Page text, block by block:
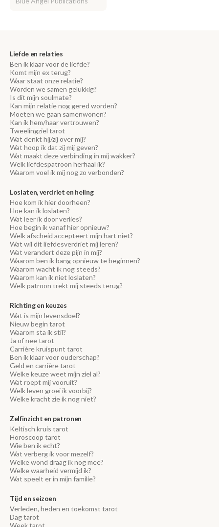
Liefde en relaties
Ben ik klaar voor de liefde?
Komt mijn ex terug?
Waar staat onze relatie?
Worden we samen gelukkig?
Is dit mijn soulmate?
Kan mijn relatie nog gered worden?
Moeten we gaan samenwonen?
Kan ik hem/haar vertrouwen?
Tweelingziel tarot
Wat denkt hij/zij over mij?
Wat hoop ik dat zij mij geven?
Wat maakt deze verbinding in mij wakker?
Welk liefdespatroon herhaal ik?
Waarom voel ik mij nog zo verbonden?
Loslaten, verdriet en heling
Hoe kom ik hier doorheen?
Hoe kan ik loslaten?
Wat leer ik door verlies?
Hoe begin ik vanaf hier opnieuw?
Welk afscheid accepteert mijn hart niet?
Wat wil dit liefdesverdriet mij leren?
Wat verandert deze pijn in mij?
Waarom ben ik bang opnieuw te beginnen?
Waarom wacht ik nog steeds?
Waarom kan ik niet loslaten?
Welk patroon trekt mij steeds terug?
Richting en keuzes
Wat is mijn levensdoel?
Nieuw begin tarot
Waarom sta ik stil?
Ja of nee tarot
Carrière kruispunt tarot
Ben ik klaar voor ouderschap?
Geld en carrière tarot
Welke keuze weet mijn ziel al?
Wat roept mij vooruit?
Welk leven groei ik voorbij?
Welke kracht zie ik nog niet?
Zelfinzicht en patronen
Keltisch kruis tarot
Horoscoop tarot
Wie ben ik echt?
Wat verberg ik voor mezelf?
Welke wond draag ik nog mee?
Welke waarheid vermijd ik?
Wat speelt er in mijn familie?
Tijd en seizoen
Verleden, heden en toekomst tarot
Dag tarot
Week tarot